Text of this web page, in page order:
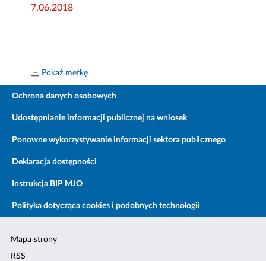
7.06.2018
Pokaż metkę
Ochrona danych osobowych
Udostępnianie informacji publicznej na wniosek
Ponowne wykorzystywanie informacji sektora publicznego
Deklaracja dostępności
Instrukcja BIP MJO
Polityka dotycząca cookies i podobnych technologii
Mapa strony
RSS